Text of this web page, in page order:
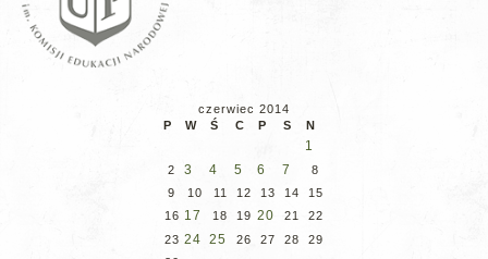
czerwiec 2014
P
W Ś C P S N
1
2 3 4 5 6 7
8
9
10 11 12 13 14
15
16 17 18 19 20 21
22
23 24 25 26 27 28
29